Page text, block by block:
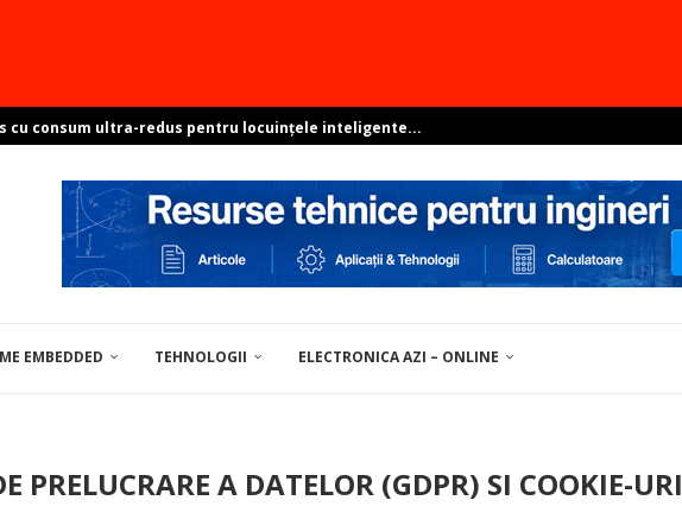
cu consum ultra-redus pentru locuințele inteligente...
EMBEDDED TEHNOLOGII ELECTRONICA AZI – ONLINE
PRELUCRARE A DATELOR (GDPR) SI COOKIE-URI